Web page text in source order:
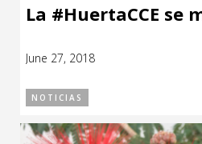
La #HuertaCCE se
June 27, 2018
NOTICIAS